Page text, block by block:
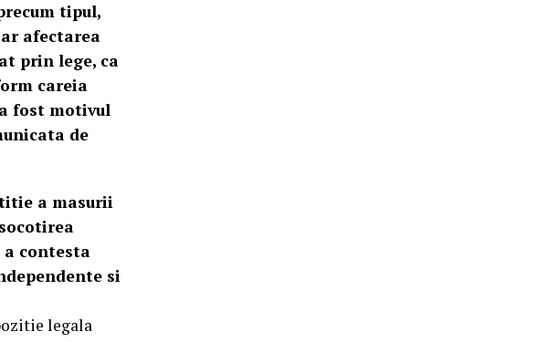
tipul,
afectarea
prin lege, ca
careia
fost motivul
de
a masurii
contesta
si
legala